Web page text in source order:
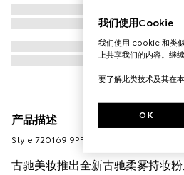
产品描述
Style ‎720169 9PFWW 9230
古驰美妆推出全新古驰柔雾持妆
我们使用Cookie
我们使用 cookie 和类
上共享我们的内容。继
要了解此类技术及其在
OK